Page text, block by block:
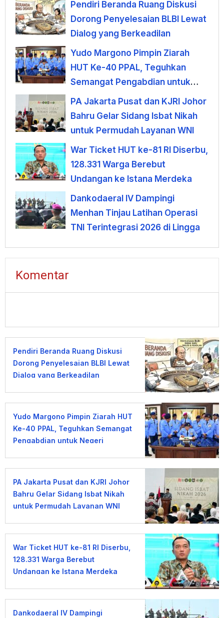
Pendiri Beranda Ruang Diskusi
Dorong Penyelesaian BLBI Lewat
Dialog yang Berkeadilan
Yudo Margono Pimpin Ziarah
HUT Ke-40 PPAL, Teguhkan
Semangat Pengabdian untuk
Negeri
PA Jakarta Pusat dan KJRI Johor
Bahru Gelar Sidang Isbat Nikah
untuk Permudah Layanan WNI
War Ticket HUT ke-81 RI Diserbu,
128.331 Warga Berebut
Undangan ke Istana Merdeka
Dankodaeral IV Dampingi
Menhan Tinjau Latihan Operasi
TNI Terintegrasi 2026 di Lingga
Komentar
Pendiri Beranda Ruang Diskusi
Dorong Penyelesaian BLBI Lewat
Dialog yang Berkeadilan
Yudo Margono Pimpin Ziarah HUT
Ke-40 PPAL, Teguhkan Semangat
Pengabdian untuk Negeri
PA Jakarta Pusat dan KJRI Johor
Bahru Gelar Sidang Isbat Nikah
untuk Permudah Layanan WNI
War Ticket HUT ke-81 RI Diserbu,
128.331 Warga Berebut
Undangan ke Istana Merdeka
Dankodaeral IV Dampingi